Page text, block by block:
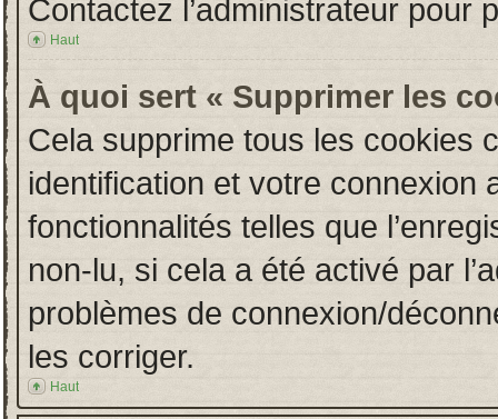
Contactez l’administrateur pour
Haut
À quoi sert « Supprimer les
Cela supprime tous les cookies
identification et votre connexion
fonctionnalités telles que
non-lu, si cela a été activé par
problèmes de connexion/
les corriger.
Haut